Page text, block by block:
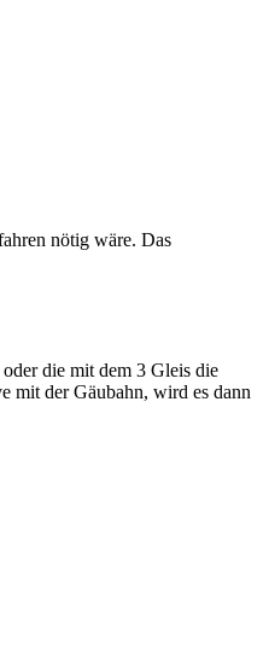
nötig wäre. Das
die mit dem 3 Gleis die
mit der Gäubahn, wird es dann